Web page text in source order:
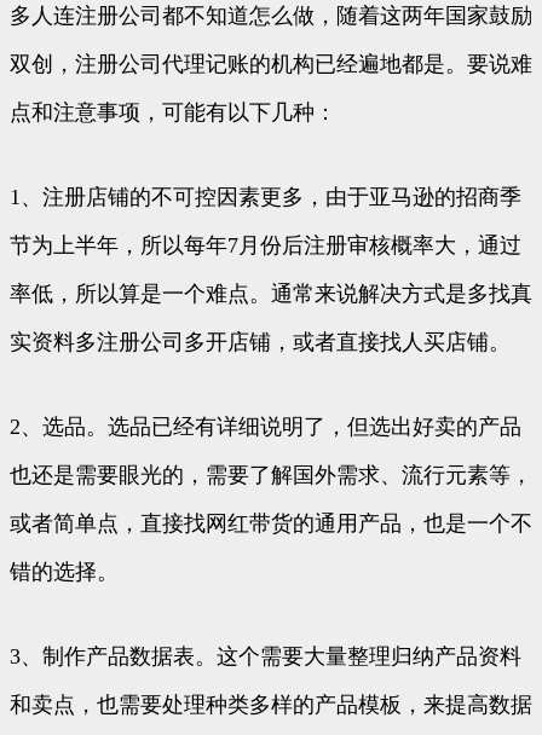
多人连注册公司都不知道怎么做，随着这两年国家鼓励
双创，注册公司代理记账的机构已经遍地都是。要说难
点和注意事项，可能有以下几种：
1、注册店铺的不可控因素更多，由于亚马逊的招商季
节为上半年，所以每年7月份后注册审核概率大，通过
率低，所以算是一个难点。通常来说解决方式是多找真
实资料多注册公司多开店铺，或者直接找人买店铺。
2、选品。选品已经有详细说明了，但选出好卖的产品
也还是需要眼光的，需要了解国外需求、流行元素等，
或者简单点，直接找网红带货的通用产品，也是一个不
错的选择。
3、制作产品数据表。这个需要大量整理归纳产品资料
和卖点，也需要处理种类多样的产品模板，来提高数据